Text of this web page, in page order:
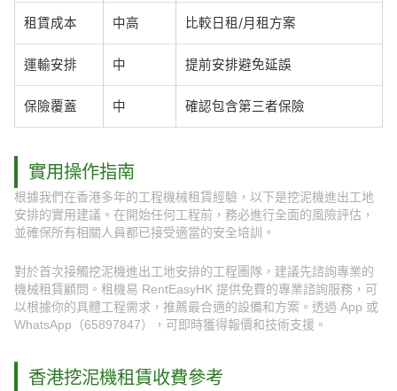
租賃成本 中高 比較日租/月租方案
運輸安排 中 提前安排避免延誤
保險覆蓋 中 確認包含第三者保險
實用操作指南
根據我們在香港多年的工程機械租賃經驗，以下是挖泥機進出工地
安排的實用建議。在開始任何工程前，務必進行全面的風險評估，
並確保所有相關人員都已接受適當的安全培訓。
對於首次接觸挖泥機進出工地安排的工程團隊，建議先諮詢專業的
機械租賃顧問。租機易 RentEasyHK 提供免費的專業諮詢服務，可
以根據你的具體工程需求，推薦最合適的設備和方案。透過 App 或
WhatsApp（65897847），可即時獲得報價和技術支援。
香港挖泥機租賃收費參考